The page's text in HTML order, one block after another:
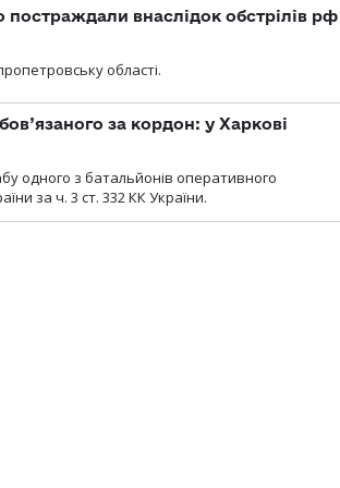
внаслідок обстрілів рф
області.
за кордон: у Харкові
одного з батальйонів оперативного
за ч. 3 ст. 332 КК України.